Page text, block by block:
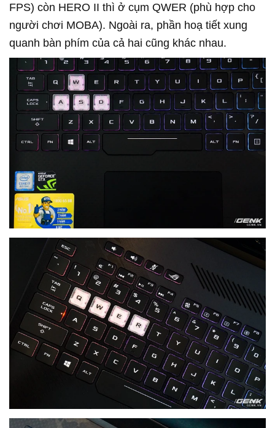
FPS) còn HERO II thì ở cụm QWER (phù hợp cho
người chơi MOBA). Ngoài ra, phần hoạ tiết xung
quanh bàn phím của cả hai cũng khác nhau.